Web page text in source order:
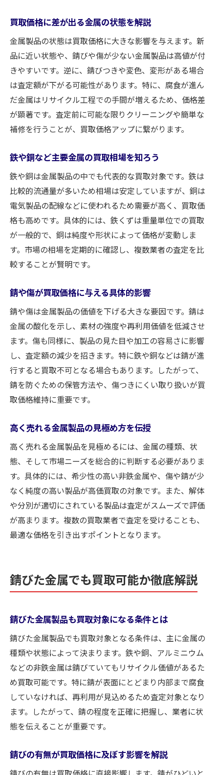
買取価格に差が出る金属の状態を解説
金属製品の状態は買取価格に大きな影響を与えます。新
品に近い状態や、錆びや傷が少ない金属製品は高値が付
きやすいです。逆に、錆びつきや変色、変形がある場合
は査定額が下がる可能性があります。特に、腐食が進ん
だ金属はリサイクル工程での手間が増えるため、価格差
が顕著です。査定前に可能な限りクリーニングや簡単な
補修を行うことが、買取価格アップに繋がります。
鉄や銅など主要金属の買取相場を知ろう
鉄や銅は金属製品の中でも代表的な買取対象です。鉄は
比較的流通量が多いため相場は安定していますが、銅は
電気製品の配線などに使われるため需要が高く、買取価
格も高めです。具体的には、鉄くずは重量単位での買取
が一般的で、銅は純度や形状によって価格が変動しま
す。市場の相場を定期的に確認し、複数業者の査定を比
較することが賢明です。
錆や傷が買取価格に与える具体的影響
錆や傷は金属製品の価値を下げる大きな要因です。錆は
金属の酸化を示し、素材の強度や再利用価値を低減させ
ます。傷も同様に、製品の見た目や加工の容易さに影響
し、査定額の減少を招きます。特に鉄や銅などは錆が進
行すると買取不可となる場合もあります。したがって、
錆を防ぐための保管方法や、傷つきにくい取り扱いが買
取価格維持に重要です。
高く売れる金属製品の見極め方を伝授
高く売れる金属製品を見極めるには、金属の種類、状
態、そして市場ニーズを総合的に判断する必要がありま
す。具体的には、希少性の高い非鉄金属や、傷や錆が少
なく純度の高い製品が高価買取の対象です。また、解体
や分別が適切にされている製品は査定がスムーズで評価
が高まります。複数の買取業者で査定を受けることも、
最適な価格を引き出すポイントとなります。
錆びた金属でも買取可能か徹底解説
錆びた金属製品も買取対象になる条件とは
錆びた金属製品でも買取対象となる条件は、主に金属の
種類や状態によって決まります。鉄や銅、アルミニウム
などの非鉄金属は錆びていてもリサイクル価値があるた
め買取可能です。特に錆が表面にとどまり内部まで腐食
していなければ、再利用が見込めるため査定対象となり
ます。したがって、錆の程度を正確に把握し、業者に状
態を伝えることが重要です。
錆びの有無が買取価格に及ぼす影響を解説